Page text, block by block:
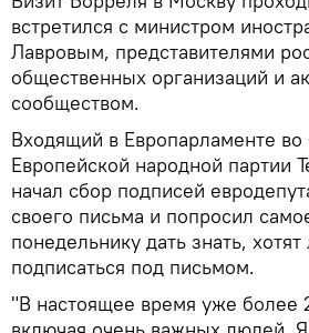
встретился с министром
Лавровым, представителями
общественных организаций и
сообществом.
Входящий в Европарламенте
Европейской народной партии
начал сбор подписей
своего письма и попросил
понедельнику дать знать,
подписаться под письмом.
"В настоящее время уже более